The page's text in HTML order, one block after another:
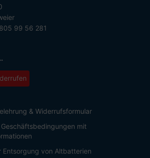
99 56 281
& Widerrufsformular
mit
Entsorgung von Altbatterien